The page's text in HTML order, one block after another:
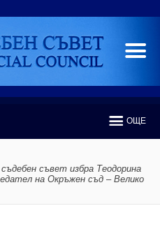
ОЩЕ
съвет избра Теодорина
на Окръжен съд – Велико